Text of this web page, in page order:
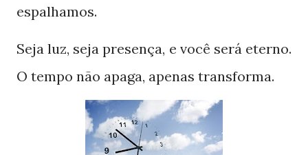
espalhamos.
Seja luz, seja presença, e você será eterno.
O tempo não apaga, apenas transforma.